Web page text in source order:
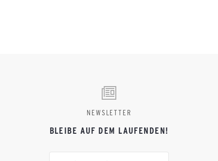
NEWSLETTER
BLEIBE AUF DEM LAUFENDEN!